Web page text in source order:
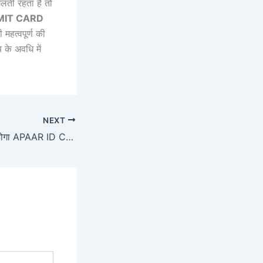
रहता है तो
CARD
की
के अवधि में
NEXT
सभी छात्रों को बनाना होगा APAAR ID CARD: APAAR ID क्या है, APAAR ID CARD KAISE BANAYE, Benifit & Side Effect क्या है,